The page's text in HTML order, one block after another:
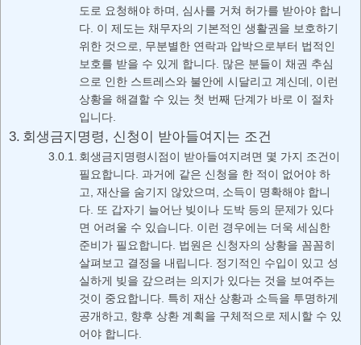
도로 요청해야 하며, 심사를 거쳐 허가를 받아야 합니
다. 이 제도는 채무자의 기본적인 생활권을 보호하기
위한 것으로, 무분별한 연락과 압박으로부터 법적인
보호를 받을 수 있게 합니다. 많은 분들이 채권 추심
으로 인한 스트레스와 불안에 시달리고 계신데, 이런
상황을 해결할 수 있는 첫 번째 단계가 바로 이 절차
입니다.
회생금지명령, 신청이 받아들여지는 조건
회생금지명령시점이 받아들여지려면 몇 가지 조건이
필요합니다. 과거에 같은 신청을 한 적이 없어야 하
고, 재산을 숨기지 않았으며, 소득이 명확해야 합니
다. 또 갑자기 늘어난 빚이나 도박 등의 문제가 있다
면 어려울 수 있습니다. 이런 경우에는 더욱 세심한
준비가 필요합니다. 법원은 신청자의 상황을 꼼꼼히
살펴보고 결정을 내립니다. 정기적인 수입이 있고 성
실하게 빚을 갚으려는 의지가 있다는 것을 보여주는
것이 중요합니다. 특히 재산 상황과 소득을 투명하게
공개하고, 향후 상환 계획을 구체적으로 제시할 수 있
어야 합니다.